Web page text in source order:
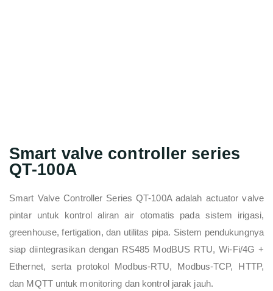
Smart valve controller series
QT-100A
Smart Valve Controller Series QT-100A adalah actuator valve
pintar untuk kontrol aliran air otomatis pada sistem irigasi,
greenhouse, fertigation, dan utilitas pipa. Sistem pendukungnya
siap diintegrasikan dengan RS485 ModBUS RTU, Wi-Fi/4G +
Ethernet, serta protokol Modbus-RTU, Modbus-TCP, HTTP,
dan MQTT untuk monitoring dan kontrol jarak jauh.